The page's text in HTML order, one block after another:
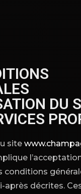
DU
site
conditions
après décrites.